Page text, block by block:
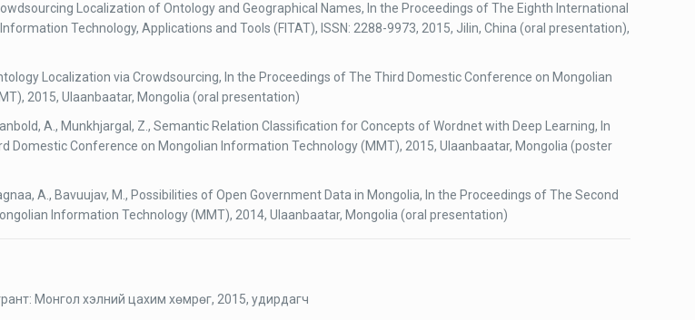
Localization of Ontology and Geographical Names, In the Proceedings of The Eighth International
Technology, Applications and Tools (FITAT), ISSN: 2288-9973, 2015, Jilin, China (oral presentation),
Localization via Crowdsourcing, In the Proceedings of The Third Domestic Conference on Mongolian
2015, Ulaanbaatar, Mongolia (oral presentation)
A., Munkhjargal, Z., Semantic Relation Classification for Concepts of Wordnet with Deep Learning, In
Domestic Conference on Mongolian Information Technology (ММТ), 2015, Ulaanbaatar, Mongolia (poster
A., Bavuujav, M., Possibilities of Open Government Data in Mongolia, In the Proceedings of The Second
Information Technology (ММТ), 2014, Ulaanbaatar, Mongolia (oral presentation)
Монгол хэлний цахим хөмрөг, 2015, удирдагч